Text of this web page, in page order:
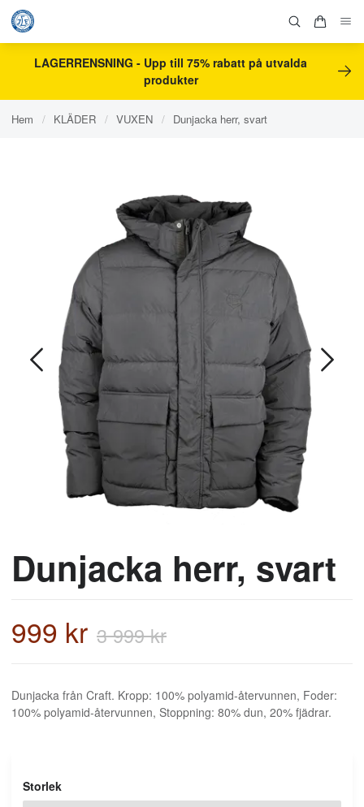
LAGERRENSNING - Upp till 75% rabatt på utvalda
produkter
Hem / KLÄDER / VUXEN / Dunjacka herr, svart
Dunjacka herr, svart
999 kr 3 999 kr
Dunjacka från Craft. Kropp: 100% polyamid-återvunnen, Foder:
100% polyamid-återvunnen, Stoppning: 80% dun, 20% fjädrar.
Storlek